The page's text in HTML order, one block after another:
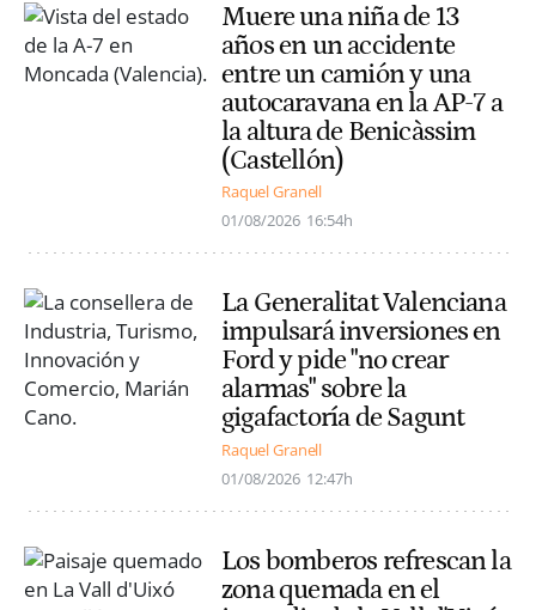
Muere una niña de 13
años en un accidente
entre un camión y una
autocaravana en la AP-7 a
la altura de Benicàssim
(Castellón)
Raquel Granell
01/08/2026 16:54h
La Generalitat Valenciana
impulsará inversiones en
Ford y pide "no crear
alarmas" sobre la
gigafactoría de Sagunt
Raquel Granell
01/08/2026 12:47h
Los bomberos refrescan la
zona quemada en el